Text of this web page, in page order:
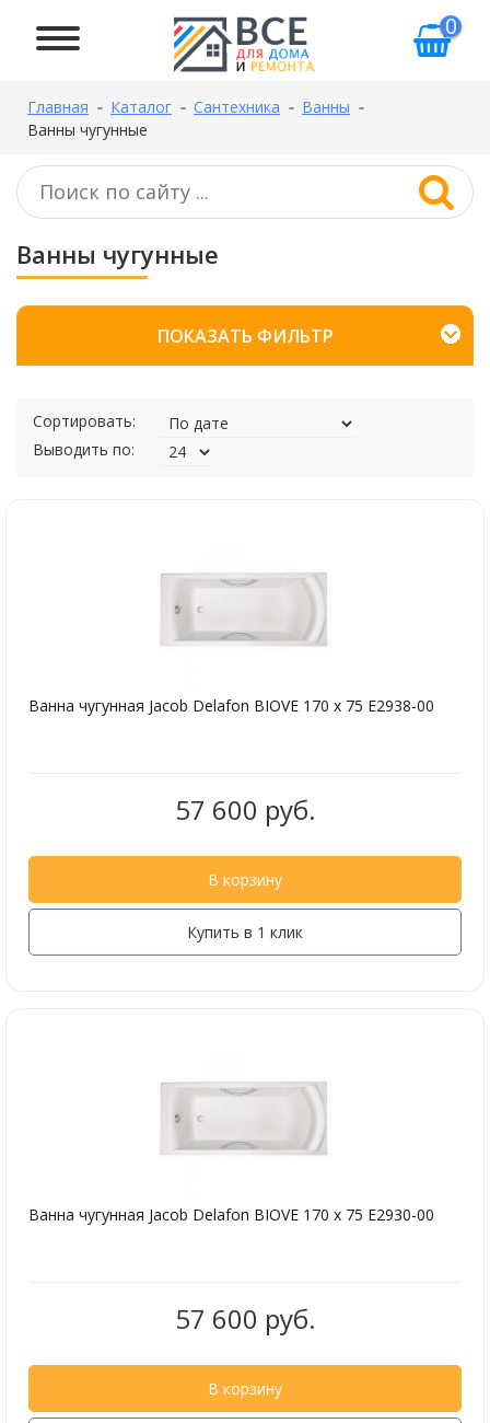
0
Главная Каталог Сантехника
Ванны
Ванны чугунные
Ванны чугунные
ПОКАЗАТЬ ФИЛЬТР
Сортировать:
Выводить по:
Ванна чугунная Jacob Delafon BIOVE 170 x 75 E2938-00
57 600 руб.
В корзину
Купить в 1 клик
Ванна чугунная Jacob Delafon BIOVE 170 x 75 E2930-00
57 600 руб.
В корзину